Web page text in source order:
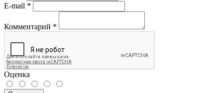
E-mail *
Комментарий *
Оценка